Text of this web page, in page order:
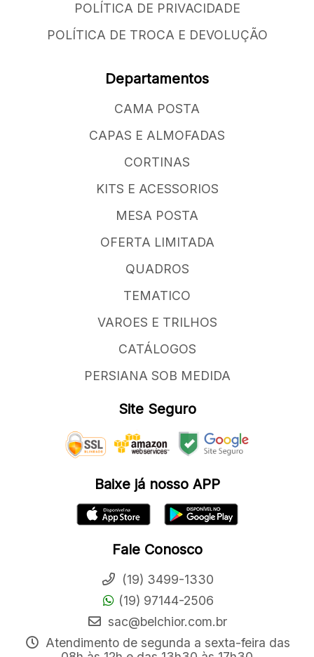
POLÍTICA DE PRIVACIDADE
POLÍTICA DE TROCA E DEVOLUÇÃO
Departamentos
CAMA POSTA
CAPAS E ALMOFADAS
CORTINAS
KITS E ACESSORIOS
MESA POSTA
OFERTA LIMITADA
QUADROS
TEMATICO
VAROES E TRILHOS
CATÁLOGOS
PERSIANA SOB MEDIDA
Site Seguro
Baixe já nosso APP
Fale Conosco
(19) 3499-1330
(19) 97144-2506
sac@belchior.com.br
Atendimento de segunda a sexta-feira das